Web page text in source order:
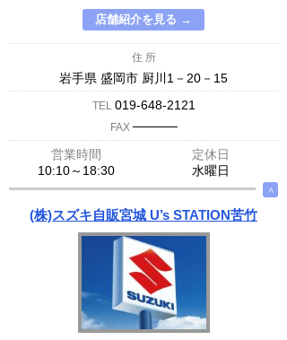
店舗紹介を見る →
住 所
岩手県 盛岡市 厨川1－20－15
TEL 019-648-2121
FAX ─────
営業時間
定休日
10:10～18:30
水曜日
∧
(株)スズキ自販宮城 U’s STATION苦竹